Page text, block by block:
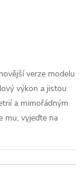
verze modelu
výkon a jistou
a mimořádným
mu, vyjeďte na